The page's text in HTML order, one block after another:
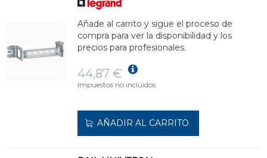
Añade al carrito y sigue el proceso de
compra para ver la disponibilidad y los
precios para profesionales.
44,87 €
Impuestos no incluidos.
AÑADIR AL CARRITO